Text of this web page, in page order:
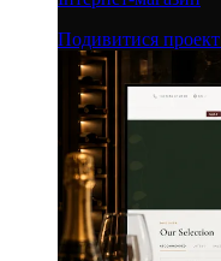
Подивитися проект